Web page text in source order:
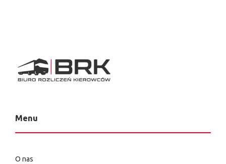
Menu
O nas